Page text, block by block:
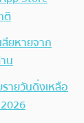
ติ
สียหายจาก
น
ายวันดิ่งเหลือ